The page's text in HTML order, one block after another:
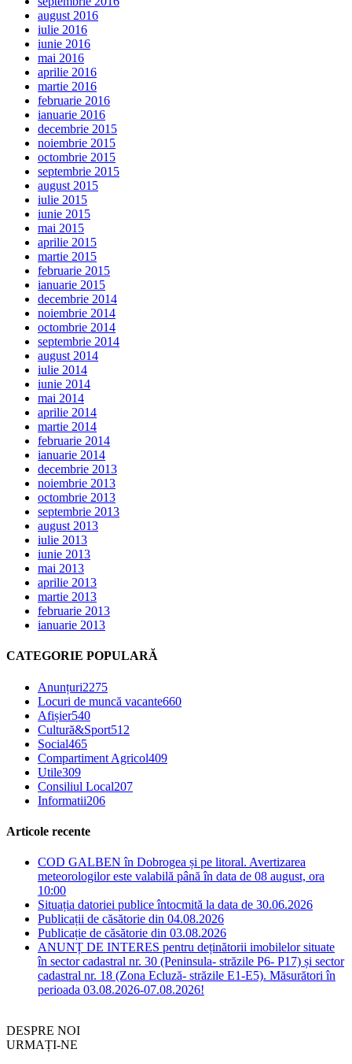
august 2016
iulie 2016
iunie 2016
mai 2016
aprilie 2016
martie 2016
februarie 2016
ianuarie 2016
decembrie 2015
noiembrie 2015
octombrie 2015
septembrie 2015
august 2015
iulie 2015
iunie 2015
mai 2015
aprilie 2015
martie 2015
februarie 2015
ianuarie 2015
decembrie 2014
noiembrie 2014
octombrie 2014
septembrie 2014
august 2014
iulie 2014
iunie 2014
mai 2014
aprilie 2014
martie 2014
februarie 2014
ianuarie 2014
decembrie 2013
noiembrie 2013
octombrie 2013
septembrie 2013
august 2013
iulie 2013
iunie 2013
mai 2013
aprilie 2013
martie 2013
februarie 2013
ianuarie 2013
CATEGORIE POPULARĂ
Anunțuri2275
Locuri de muncă vacante660
Afișier540
Cultură&Sport512
Social465
Compartiment Agricol409
Utile309
Consiliul Local207
Informatii206
Articole recente
COD GALBEN în Dobrogea și pe litoral. Avertizarea
meteorologilor este valabilă până în data de 08 august, ora
10:00
Situația datoriei publice întocmită la data de 30.06.2026
Publicații de căsătorie din 04.08.2026
Publicație de căsătorie din 03.08.2026
ANUNȚ DE INTERES pentru deținătorii imobilelor situate
în sector cadastral nr. 30 (Peninsula- străzile P6- P17) și sector
cadastral nr. 18 (Zona Ecluză- străzile E1-E5). Măsurători în
perioada 03.08.2026-07.08.2026!
DESPRE NOI
URMAȚI-NE